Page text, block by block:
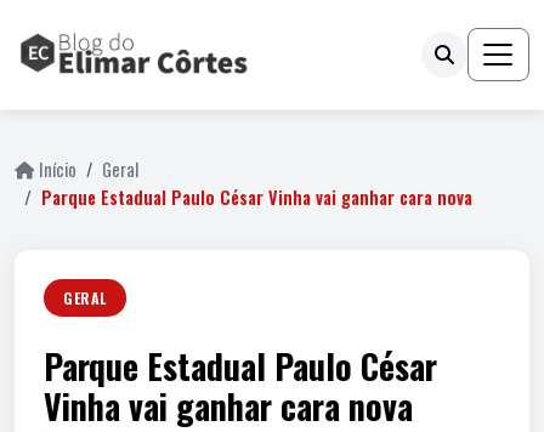
Início
Geral
Parque Estadual Paulo César Vinha vai ganhar cara nova
GERAL
Parque Estadual Paulo César
Vinha vai ganhar cara nova